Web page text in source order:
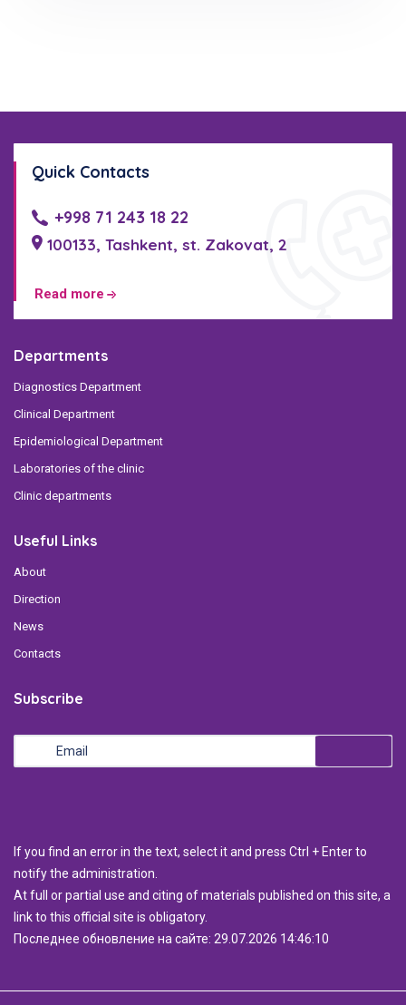
Quick Contacts
+998 71 243 18 22
100133, Tashkent, st. Zakovat, 2
Read more
Departments
Diagnostics Department
Clinical Department
Epidemiological Department
Laboratories of the clinic
Clinic departments
Useful Links
About
Direction
News
Contacts
Subscribe
If you find an error in the text, select it and press Ctrl + Enter to
notify the administration.
At full or partial use and citing of materials published on this site, a
link to this official site is obligatory.
Последнее обновление на сайте: 29.07.2026 14:46:10